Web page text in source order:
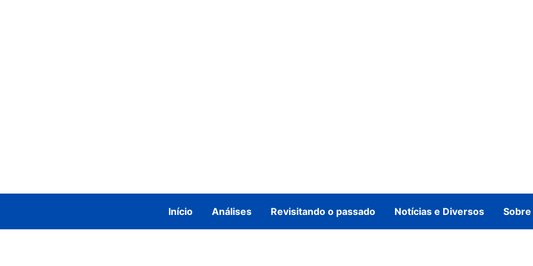
Início Análises Revisitando o passado Notícias e Diversos Sobre